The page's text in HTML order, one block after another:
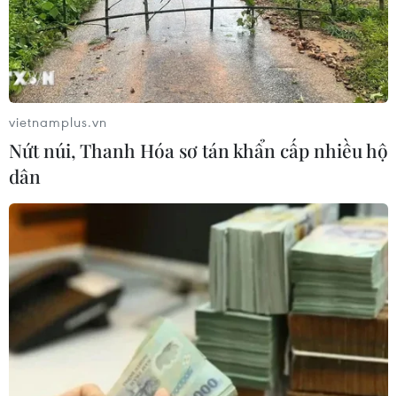
vietnamplus.vn
Nứt núi, Thanh Hóa sơ tán khẩn cấp nhiều hộ
dân